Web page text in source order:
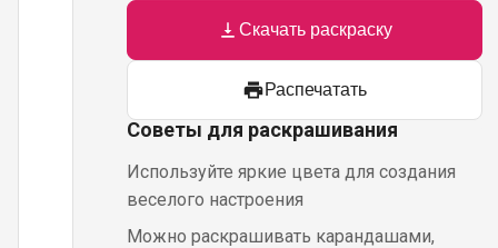
Скачать раскраску
Распечатать
Советы для раскрашивания
Используйте яркие цвета для создания
веселого настроения
Можно раскрашивать карандашами,